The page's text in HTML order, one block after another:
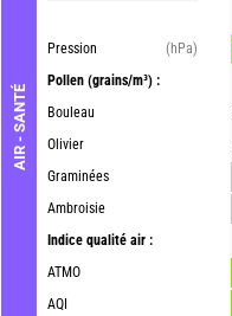
AIR - SANTÉ
Pression
(hPa)
Pollen (grains/m³) :
Bouleau
Olivier
Graminées
Ambroisie
Indice qualité air :
ATMO
AQI